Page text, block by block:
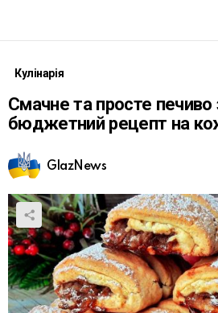
Кулінарія
Смачне та просте
бюджетний рецепт на
GlazNews